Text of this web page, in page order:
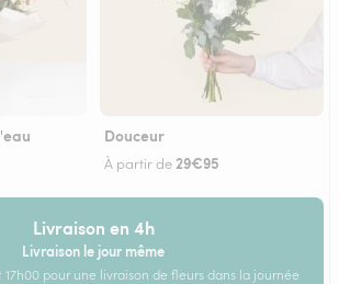
Douceur
À partir de 29€95
Livraison en 4h
Livraison le jour même
pour une livraison de fleurs dans la journée